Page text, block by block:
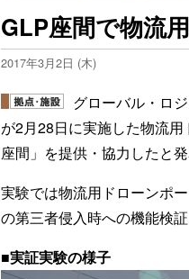
GLP座間で物流
2017年3月2日 (木)
グローバル・ロ
が2月28日に実施した物流
座間」を提供・協力したと発
実験では物流用ドローンポ
の第三者侵入時への機能検証
■実証実験の様子